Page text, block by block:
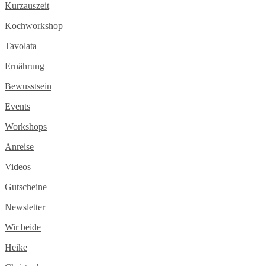
Kurzauszeit
Kochworkshop
Tavolata
Ernährung
Bewusstsein
Events
Workshops
Anreise
Videos
Gutscheine
Newsletter
Wir beide
Heike